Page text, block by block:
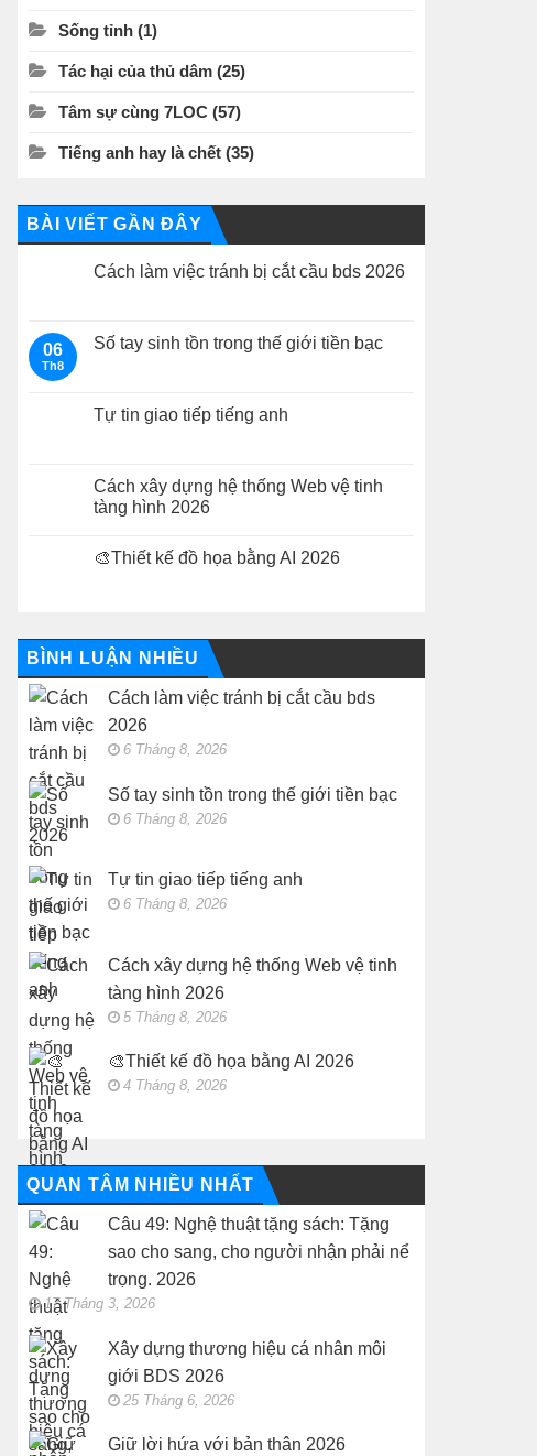
Sống tỉnh (1)
Tác hại của thủ dâm (25)
Tâm sự cùng 7LOC (57)
Tiếng anh hay là chết (35)
BÀI VIẾT GẦN ĐÂY
Cách làm việc tránh bị cắt cầu bds 2026
luận
ở
tránh
bị
2026
06
Th8
Số tay sinh tồn trong thế giới tiền bạc
luận
ở
tồn
trong
thế
bạc
Tự tin giao tiếp tiếng anh
luận
ở
Tự
tiếp
tiếng
Cách xây dựng hệ thống Web vệ tinh
tàng hình 2026
bình
thống
Web
tinh
tàng
hình
2026
🎨Thiết kế đồ họa bằng AI 2026
ở
🎨
Thiết
kế
bằng
2026
BÌNH LUẬN NHIỀU
Cách làm việc tránh bị cắt cầu bds
2026
6 Tháng 8, 2026
Số tay sinh tồn trong thế giới tiền bạc
6 Tháng 8, 2026
Tự tin giao tiếp tiếng anh
6 Tháng 8, 2026
Cách xây dựng hệ thống Web vệ tinh
tàng hình 2026
5 Tháng 8, 2026
🎨Thiết kế đồ họa bằng AI 2026
4 Tháng 8, 2026
QUAN TÂM NHIỀU NHẤT
Câu 49: Nghệ thuật tặng sách: Tặng
sao cho sang, cho người nhận phải nể
trọng. 2026
17 Tháng 3, 2026
Xây dựng thương hiệu cá nhân môi
giới BDS 2026
25 Tháng 6, 2026
Giữ lời hứa với bản thân 2026